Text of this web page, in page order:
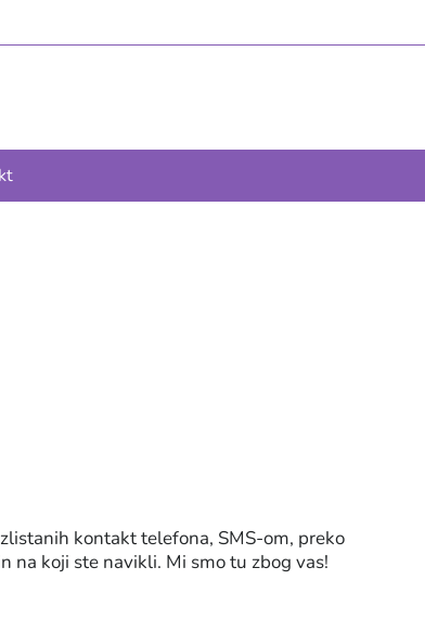
kontakt telefona, SMS-om, preko
na koji ste navikli. Mi smo tu zbog vas!